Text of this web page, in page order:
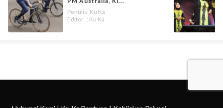
Penulis: Ku Ka
Editor : Ku Ka